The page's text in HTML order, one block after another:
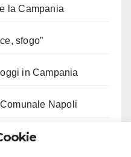
la Campania
sfogo”
in Campania
Napoli
controllano